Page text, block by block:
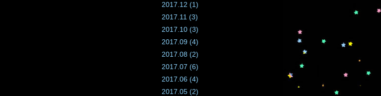
2017.12 (1)
2017.11 (3)
2017.10 (3)
2017.09 (4)
2017.08 (2)
2017.07 (6)
2017.06 (4)
2017.05 (2)